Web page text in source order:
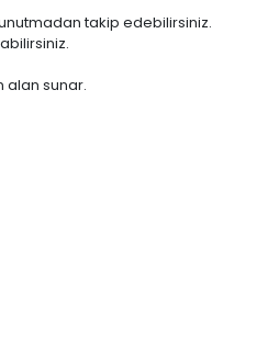
unutmadan takip edebilirsiniz.
alan sunar.